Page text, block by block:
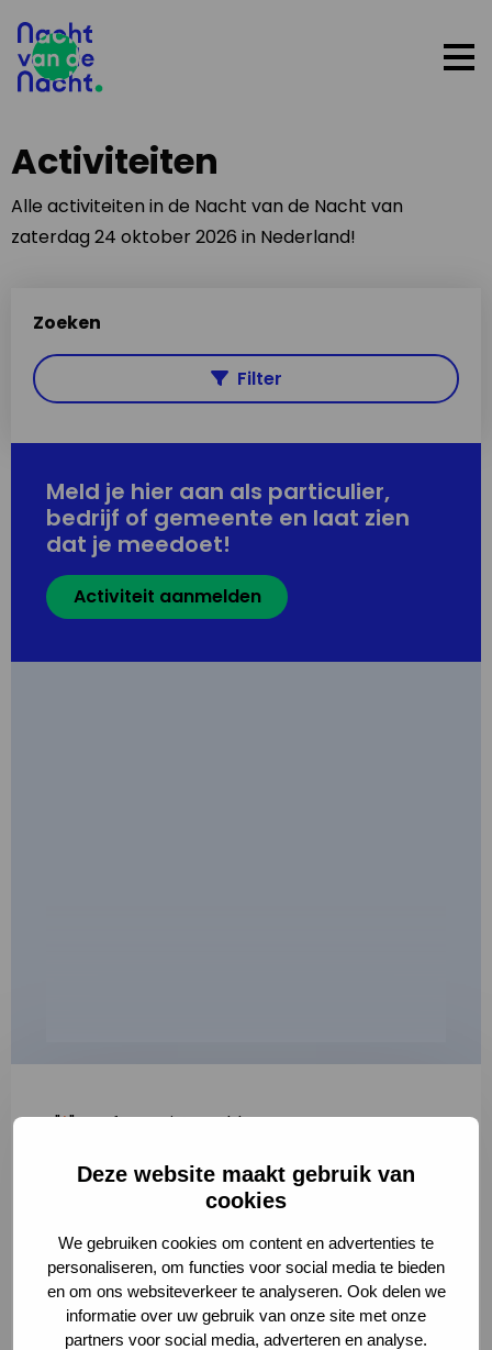
Deze website maakt gebruik van
cookies
We gebruiken cookies om content en advertenties te
personaliseren, om functies voor social media te bieden
en om ons websiteverkeer te analyseren. Ook delen we
informatie over uw gebruik van onze site met onze
partners voor social media, adverteren en analyse.
Activiteiten
Alle activiteiten in de Nacht van de Nacht van
zaterdag 24 oktober 2026 in Nederland!
Zoeken
Filter
Meld je hier aan als particulier,
bedrijf of gemeente en laat zien
dat je meedoet!
Activiteit aanmelden
"*" geeft vereiste velden aan
2
Volledige omschrijving*